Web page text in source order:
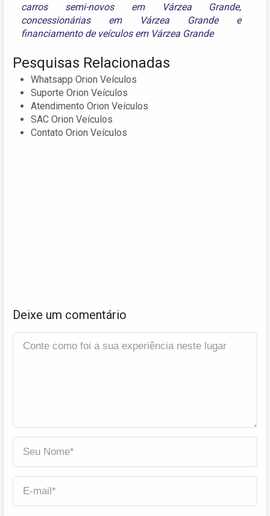
carros semi-novos em Várzea Grande,
concessionárias em Várzea Grandee
financiamento de veículos em Várzea Grande
Pesquisas Relacionadas
Whatsapp Orion Veículos
Suporte Orion Veículos
Atendimento Orion Veículos
SAC Orion Veículos
Contato Orion Veículos
Deixe um comentário